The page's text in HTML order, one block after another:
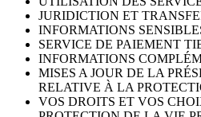
JURIDICTION ET
INFORMATIONS
SERVICE DE PAIEMENT
INFORMATIONS
MISES A JOUR DE LA
RELATIVE À LA
VOS DROITS ET VOS